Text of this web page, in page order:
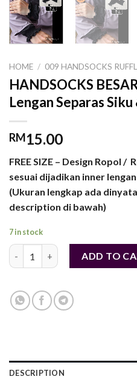
HOME / 009 HANDSOCKS
HANDSOCKS
Lengan Separas
RM15.00
FREE SIZE – Design Ropol /
sesuai dijadikan inner
(Ukuran lengkap ada
description di bawah)
7 in stock
HANDSOCKS BESARADD TO
DESCRIPTION